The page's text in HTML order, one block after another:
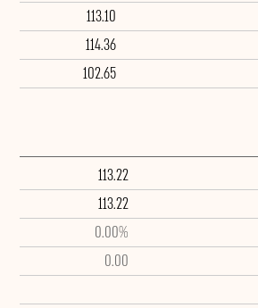
113.10
114.36
102.65
113.22
113.22
0.00%
0.00